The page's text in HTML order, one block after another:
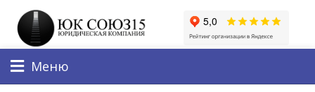
Меню